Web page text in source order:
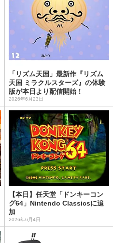
「リズム天国」最新作『リズム
天国 ミラクルスターズ』の体験
版が本日より配信開始！
2026年6月23日
【本日】任天堂「ドンキーコン
グ64」Nintendo Classicsに追
加
2026年6月4日